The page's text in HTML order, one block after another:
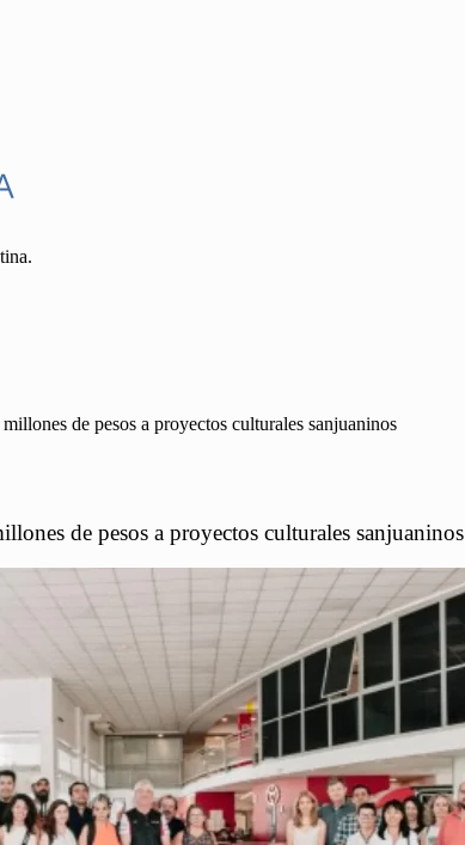
de pesos a proyectos culturales sanjuaninos
de pesos a proyectos culturales sanjuaninos